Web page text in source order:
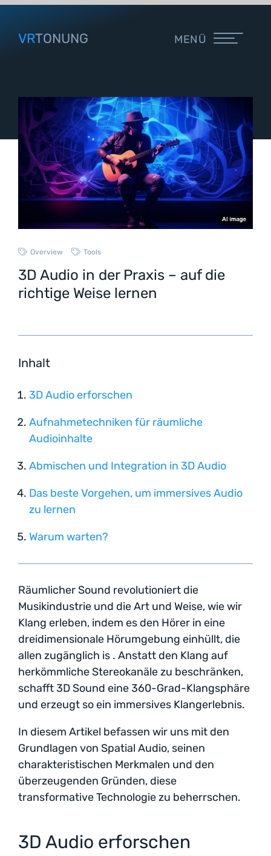
VRTONUNG MENÜ
Overview Tools
3D Audio in der Praxis – auf die
richtige Weise lernen
Inhalt
3D Audio erforschen
Aufnahmetechniken für räumliche
Audioinhalte
Abmischen und Integration in 3D Audio
Das beste Vorgehen, um immersives Audio
zu lernen
Warum warten?
Räumlicher Sound revolutioniert die
Musikindustrie und die Art und Weise, wie wir
Klang erleben, indem es den Hörer in eine
dreidimensionale Hörumgebung einhüllt, die
allen zugänglich is . Anstatt den Klang auf
herkömmliche Stereokanäle zu beschränken,
schafft 3D Sound eine 360-Grad-Klangsphäre
und erzeugt so ein immersives Klangerlebnis.
In diesem Artikel befassen wir uns mit den
Grundlagen von Spatial Audio, seinen
charakteristischen Merkmalen und den
überzeugenden Gründen, diese
transformative Technologie zu beherrschen.
3D Audio erforschen